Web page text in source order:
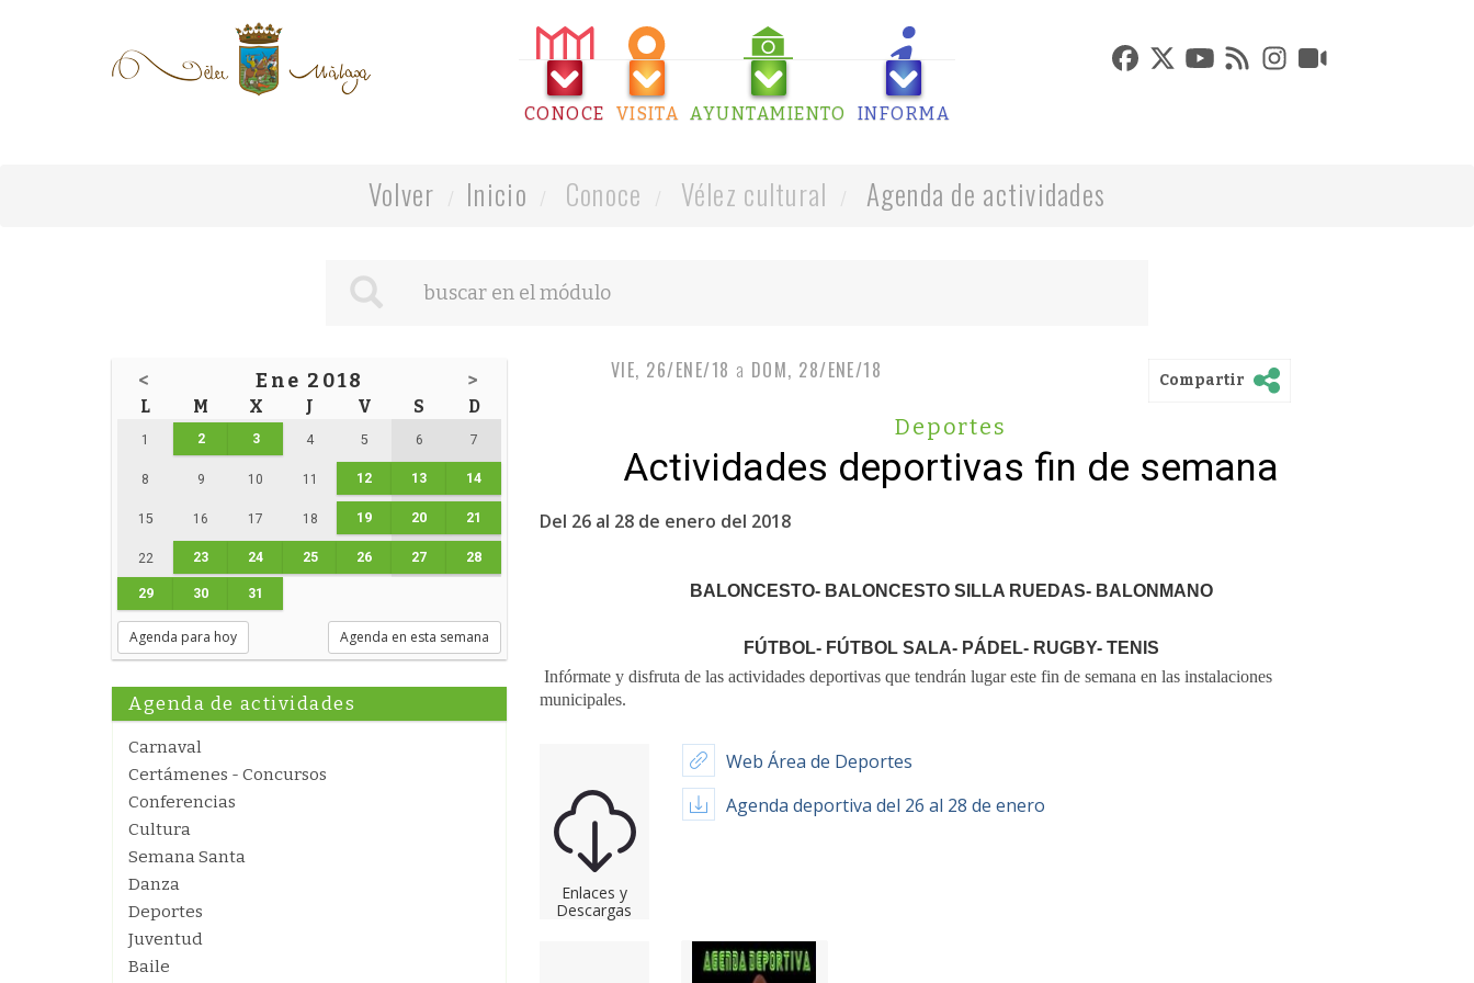
CONOCE VISITA AYUNTAMIENTO INFORMA
Volver Inicio Conoce Vélez cultural Agenda de actividades
< Ene 2018 >
L M X J V S D
1 2 3 4 5 6 7
8 9 10 11 12 13 14
15 16 17 18 19 20 21
22 23 24 25 26 27 28
29 30 31
Agenda para hoy Agenda en esta semana
Agenda de actividades
Carnaval
Certámenes - Concursos
Conferencias
Cultura
Semana Santa
Danza
Deportes
Juventud
Baile
VIE, 26/ENE/18 a DOM, 28/ENE/18 Compartir
Deportes
Actividades deportivas fin de semana
Del 26 al 28 de enero del 2018
BALONCESTO- BALONCESTO SILLA RUEDAS- BALONMANO
FÚTBOL- FÚTBOL SALA- PÁDEL- RUGBY- TENIS
Infórmate y disfruta de las actividades deportivas que tendrán lugar este fin de semana en las instalaciones
municipales.
Enlaces y
Descargas
Web Área de Deportes
Agenda deportiva del 26 al 28 de enero